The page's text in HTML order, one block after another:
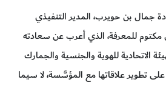
جمال بن حويرب، المدير التنفيذي
للمعرفة، الذي أعرب عن سعادته
الاتحادية للهوية والجنسية والجمارك
تطوير علاقاتها مع المؤسَّسة، لا سيما